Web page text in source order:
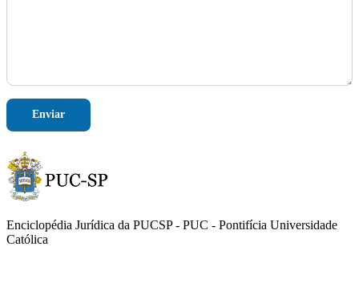
Enviar
Enciclopédia Jurídica da PUCSP - PUC - Pontifícia Universidade
Católica